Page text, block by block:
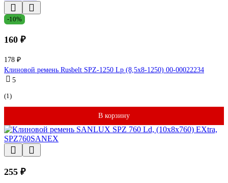
-10%
160 ₽
178 ₽
Клиновой ремень Rusbelt SPZ-1250 Lp (8,5х8-1250) 00-00022234
5
(1)
В корзину
255 ₽